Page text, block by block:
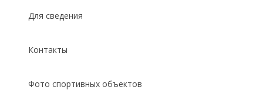
Для сведения
Контакты
Фото спортивных объектов